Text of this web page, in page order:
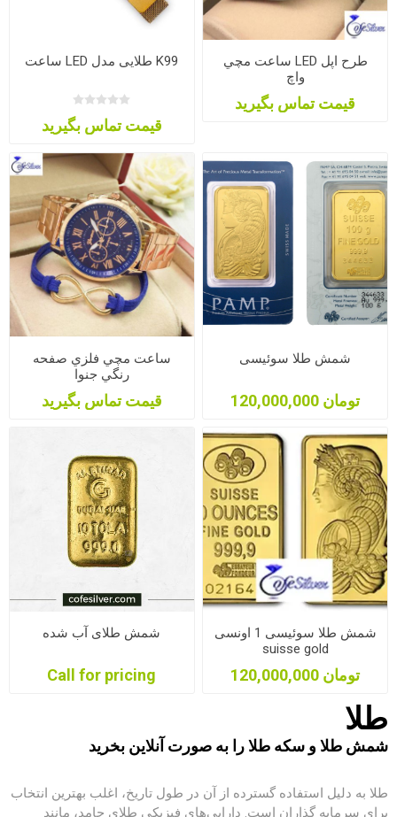
ساعت LED طلایی مدل K99
قیمت تماس بگیرید
ساعت مچي LED طرح اپل
واچ
قیمت تماس بگیرید
ساعت مچي فلزي صفحه
رنگي جنوا
قیمت تماس بگیرید
شمش طلا سوئیسی
120,000,000 تومان
شمش طلای آب شده
Call for pricing
شمش طلا سوئیسی 1 اونسی
suisse gold
120,000,000 تومان
طلا
شمش طلا و سکه طلا را به صورت آنلاین بخرید
طلا به دلیل استفاده گسترده از آن در طول تاریخ، اغلب بهترین انتخاب
برای سرمایه گذاران است. دارایی‌های فیزیکی طلای جامد، مانند